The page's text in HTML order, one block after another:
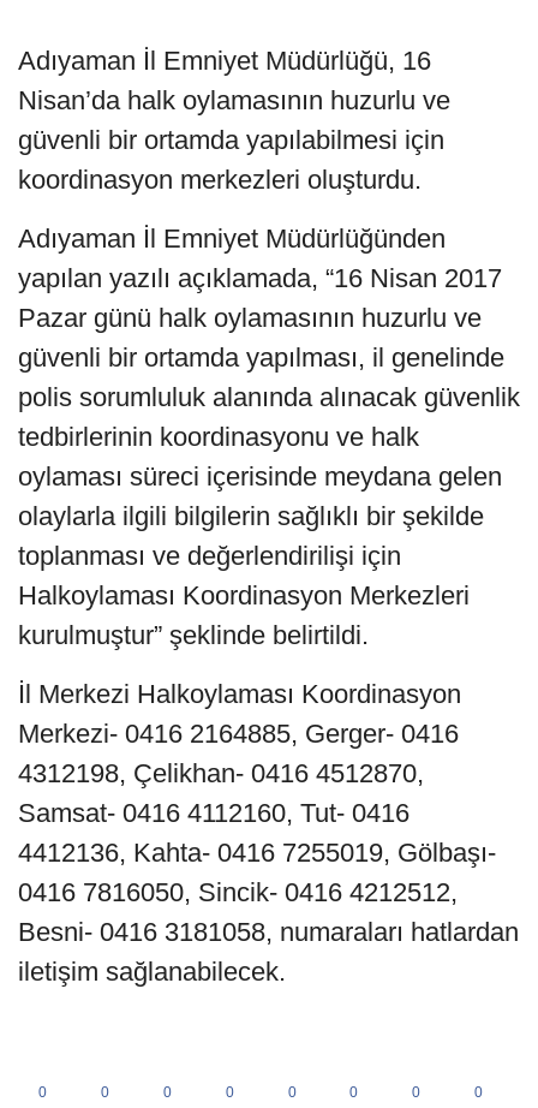
Adıyaman İl Emniyet Müdürlüğü, 16
Nisan’da halk oylamasının huzurlu ve
güvenli bir ortamda yapılabilmesi için
koordinasyon merkezleri oluşturdu.
Adıyaman İl Emniyet Müdürlüğünden
yapılan yazılı açıklamada, “16 Nisan 2017
Pazar günü halk oylamasının huzurlu ve
güvenli bir ortamda yapılması, il genelinde
polis sorumluluk alanında alınacak güvenlik
tedbirlerinin koordinasyonu ve halk
oylaması süreci içerisinde meydana gelen
olaylarla ilgili bilgilerin sağlıklı bir şekilde
toplanması ve değerlendirilişi için
Halkoylaması Koordinasyon Merkezleri
kurulmuştur” şeklinde belirtildi.
İl Merkezi Halkoylaması Koordinasyon
Merkezi- 0416 2164885, Gerger- 0416
4312198, Çelikhan- 0416 4512870,
Samsat- 0416 4112160, Tut- 0416
4412136, Kahta- 0416 7255019, Gölbaşı-
0416 7816050, Sincik- 0416 4212512,
Besni- 0416 3181058, numaraları hatlardan
iletişim sağlanabilecek.